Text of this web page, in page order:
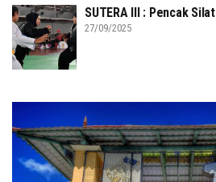
SUTERA III : Pencak Silat
27/09/2025